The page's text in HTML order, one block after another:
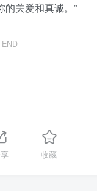
关爱和真诚。”
收藏